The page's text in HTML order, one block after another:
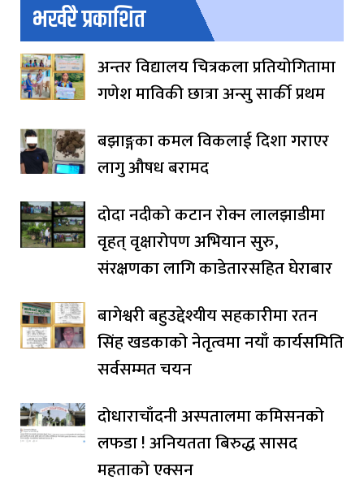
भर्खरै प्रकाशित
अन्तर विद्यालय चित्रकला प्रतियोगितामा
गणेश माविकी छात्रा अन्सु सार्की प्रथम
बझाङ्गका कमल विकलाई दिशा गराएर
लागु औषध बरामद
दोदा नदीको कटान रोक्न लालझाडीमा
वृहत् वृक्षारोपण अभियान सुरु,
संरक्षणका लागि काडेतारसहित घेराबार
बागेश्वरी बहुउद्देश्यीय सहकारीमा रतन
सिंह खडकाको नेतृत्वमा नयाँ कार्यसमिति
सर्वसम्मत चयन
दोधाराचाँदनी अस्पतालमा कमिसनको
लफडा ! अनियतता बिरुद्ध सासद
महताको एक्सन